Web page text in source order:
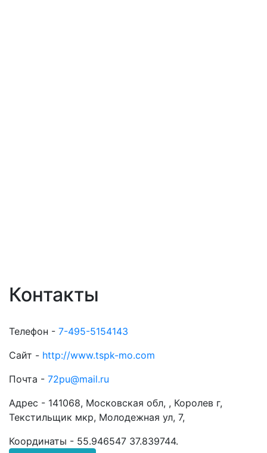
Контакты
Телефон - 7-495-5154143
Сайт - http://www.tspk-mo.com
Почта - 72pu@mail.ru
Адрес - 141068, Московская обл, , Королев г,
Текстильщик мкр, Молодежная ул, 7,
Координаты - 55.946547 37.839744.